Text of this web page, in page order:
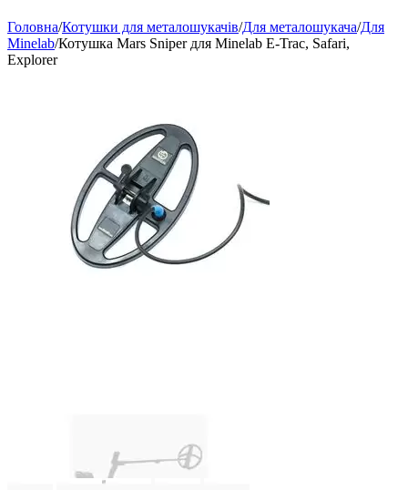
Головна/Котушки для металошукачів/Для металошукача/Для
Minelab/Котушка Mars Sniper для Minelab E-Trac, Safari,
Explorer